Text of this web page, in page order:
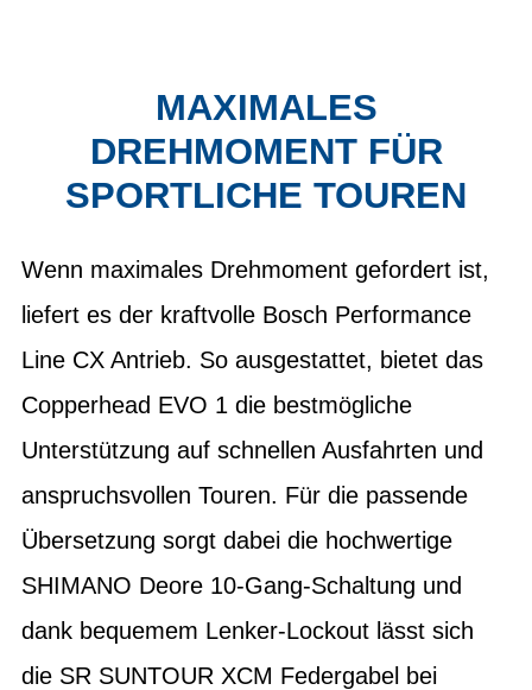
MAXIMALES
DREHMOMENT FÜR
SPORTLICHE TOUREN
Wenn maximales Drehmoment gefordert ist,
liefert es der kraftvolle Bosch Performance
Line CX Antrieb. So ausgestattet, bietet das
Copperhead EVO 1 die bestmögliche
Unterstützung auf schnellen Ausfahrten und
anspruchsvollen Touren. Für die passende
Übersetzung sorgt dabei die hochwertige
SHIMANO Deore 10-Gang-Schaltung und
dank bequemem Lenker-Lockout lässt sich
die SR SUNTOUR XCM Federgabel bei